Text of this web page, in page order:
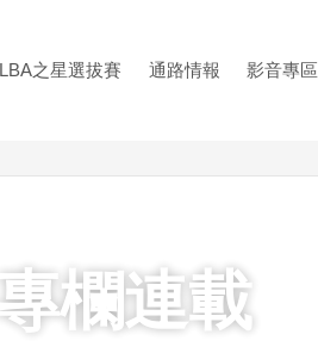
之星選拔賽 通路情報 影音專區
欄連載